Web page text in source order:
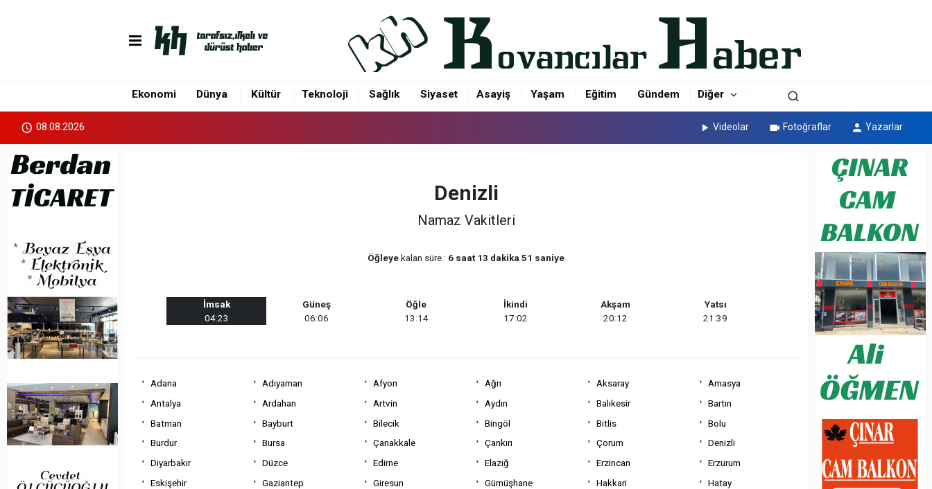
Ekonomi Dünya Kültür Teknoloji Sağlık Siyaset Asayiş Yaşam Eğitim Gündem Diğer
08.08.2026 Videolar Fotoğraflar Yazarlar
Denizli
Namaz Vakitleri
Öğleyekalan süre : 6 saat 13 dakika 51 saniye
İmsak
04:23
Güneş
06:06
Öğle
13:14
İkindi
17:02
Akşam
20:12
Yatsı
21:39
Adana Adıyaman Afyon Ağrı Aksaray
Amasya
Antalya
Ardahan Artvin Aydın Balıkesir
Bartın
Batman
Bayburt Bilecik Bingöl Bitlis
Bolu
Burdur
Bursa Çanakkale Çankırı Çorum
Denizli
Diyarbakır
Düzce Edirne Elazığ Erzincan
Erzurum
Eskişehir
Gaziantep Giresun Gümüşhane Hakkari
Hatay